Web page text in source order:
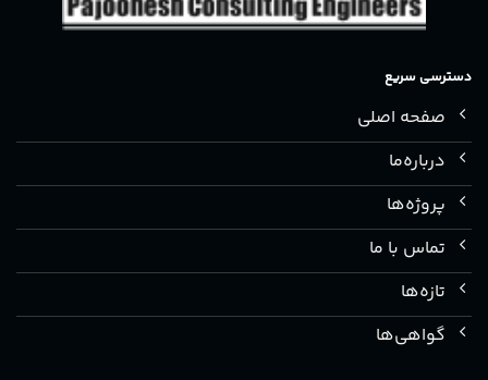
دسترسی سریع
صفحه اصلی
درباره‌ما
پروژه‌ها
تماس با ما
تازه‌ها
گواهی‌ها